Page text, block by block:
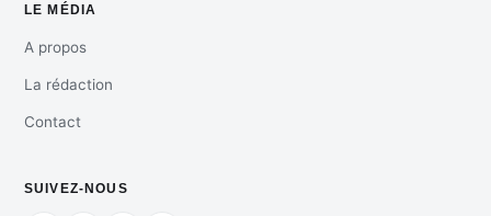
LE MÉDIA
A propos
La rédaction
Contact
SUIVEZ-NOUS